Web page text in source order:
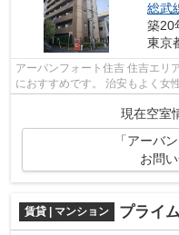
総武
築20
東京
アーバンフォート住吉 住吉エリアは閑静な住宅街が多く静かに暮らしたい方
におすすめです。 治安もよく女性の一
現在空室
「アーバ
お問
賃貸 | マンション プライ